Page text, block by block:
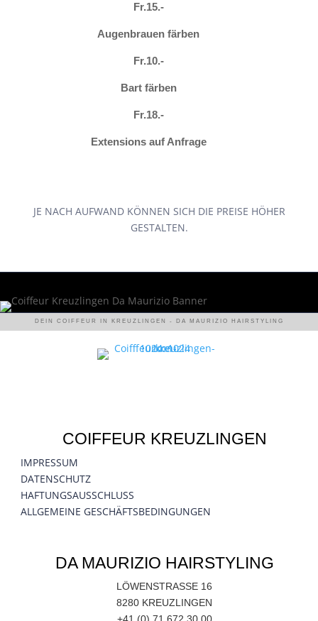
Fr.15.-
Augenbrauen färben
Fr.10.-
Bart färben
Fr.18.-
Extensions auf Anfrage
JE NACH AUFWAND KÖNNEN SICH DIE PREISE HÖHER
GESTALTEN.
DEIN COIFFEUR IN KREUZLINGEN - DA MAURIZIO HAIRSTYLING
COIFFEUR KREUZLINGEN
IMPRESSUM
DATENSCHUTZ
HAFTUNGSAUSSCHLUSS
ALLGEMEINE GESCHÄFTSBEDINGUNGEN
DA MAURIZIO HAIRSTYLING
LÖWENSTRASSE 16
8280 KREUZLINGEN